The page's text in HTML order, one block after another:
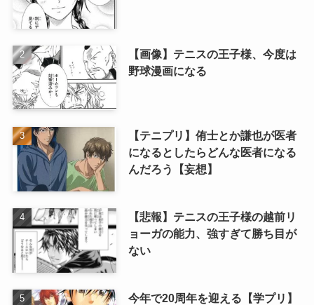
【画像】テニスの王子様、今度は
野球漫画になる
【テニプリ】侑士とか謙也が医者
になるとしたらどんな医者になる
んだろう【妄想】
【悲報】テニスの王子様の越前リ
ョーガの能力、強すぎて勝ち目が
ない
今年で20周年を迎える【学プリ】